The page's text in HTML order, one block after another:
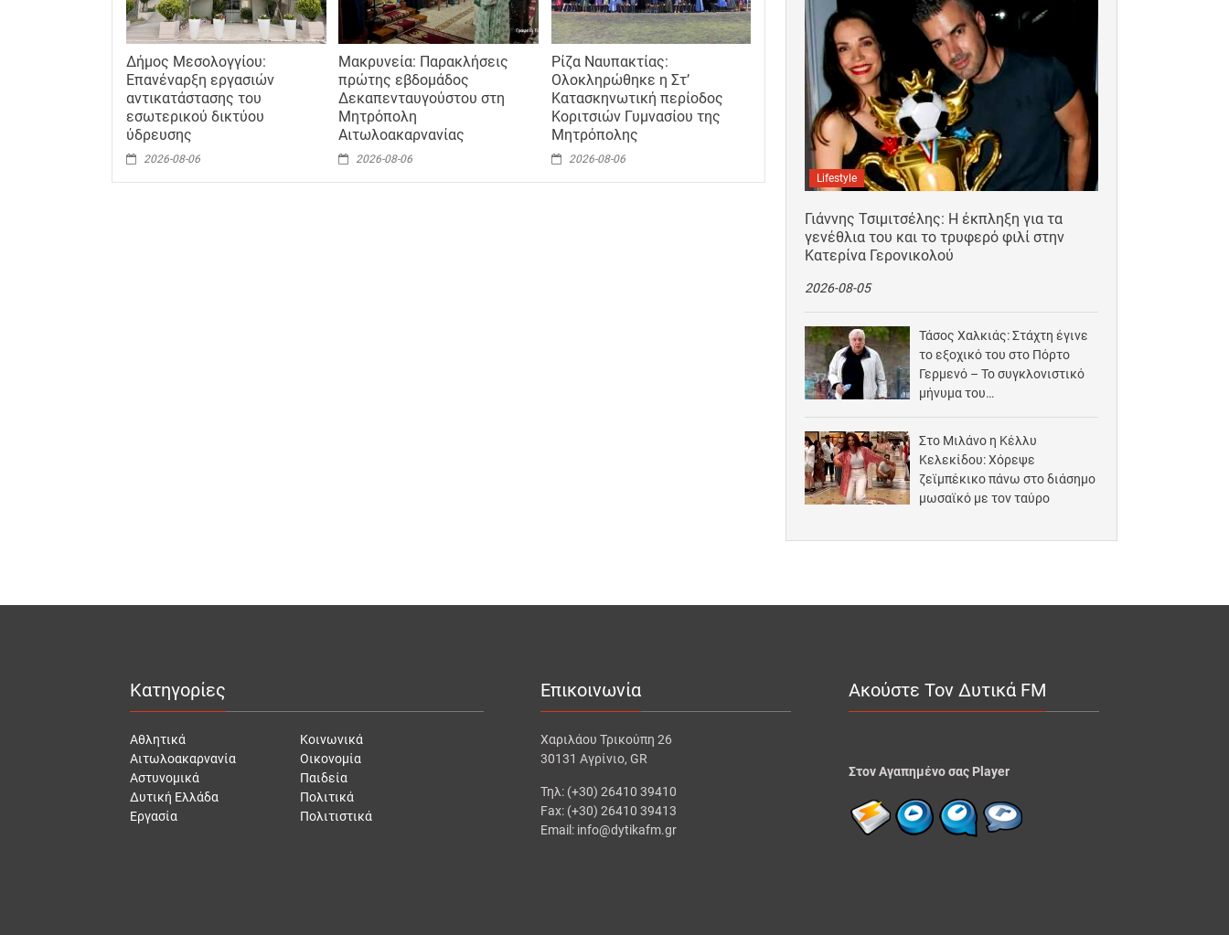
Δήμος Μεσολογγίου:
Επανέναρξη εργασιών
αντικατάστασης του
εσωτερικού δικτύου
ύδρευσης
2026-08-06
Μακρυνεία: Παρακλήσεις
πρώτης εβδομάδος
Δεκαπενταυγούστου στη
Μητρόπολη
Αιτωλοακαρνανίας
2026-08-06
Ρίζα Ναυπακτίας:
Ολοκληρώθηκε η Στ’
Κατασκηνωτική περίοδος
Κοριτσιών Γυμνασίου της
Μητρόπολης
2026-08-06
Lifestyle
Γιάννης Τσιμιτσέλης: Η έκπληξη για τα
γενέθλια του και το τρυφερό φιλί στην
Κατερίνα Γερονικολού
2026-08-05
Τάσος Χαλκιάς: Στάχτη έγινε
το εξοχικό του στο Πόρτο
Γερμενό – Το συγκλονιστικό
μήνυμα του…
Στο Μιλάνο η Κέλλυ
Κελεκίδου: Χόρεψε
ζεϊμπέκικο πάνω στο διάσημο
μωσαϊκό με τον ταύρο
Κατηγορίες
Αθλητικά
Αιτωλοακαρνανία
Αστυνομικά
Δυτική Ελλάδα
Εργασία
Κοινωνικά
Οικονομία
Παιδεία
Πολιτικά
Πολιτιστικά
Επικοινωνία
Χαριλάου Τρικούπη 26
30131 Αγρίνιο, GR
Τηλ: (+30) 26410 39410
Fax: (+30) 26410 39413
Email: info@dytikafm.gr
Ακούστε Τον Δυτικά FM
Στον Αγαπημένο σας Player